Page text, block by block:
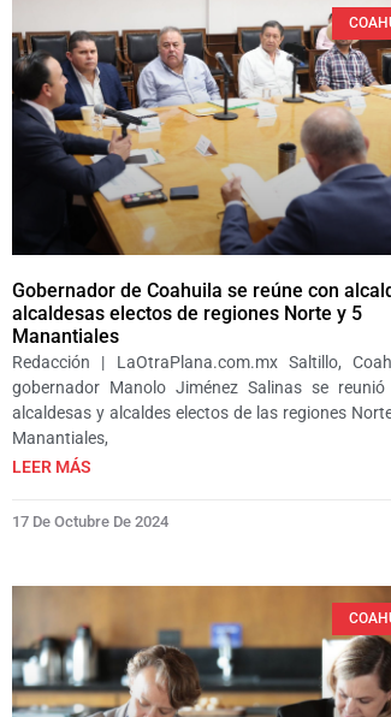
Gobernador de Coahuila se reúne con
alcaldesas electos de regiones Norte y 5
Manantiales
Redacción | LaOtraPlana.com.mx Saltillo,
gobernador Manolo Jiménez Salinas se
alcaldesas y alcaldes electos de las regiones
Manantiales,
LEER MÁS
17 De Octubre De 2024